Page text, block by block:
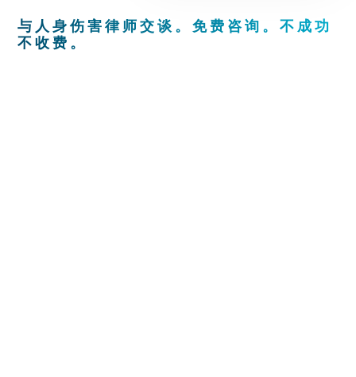
与人身伤害律师交谈。免费咨询。不成功
不收费。